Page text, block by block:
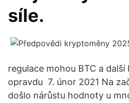
síle.
regulace mohou BTC a
opravdu 7. únor 2021 Na
došlo nárůstu hodnoty u